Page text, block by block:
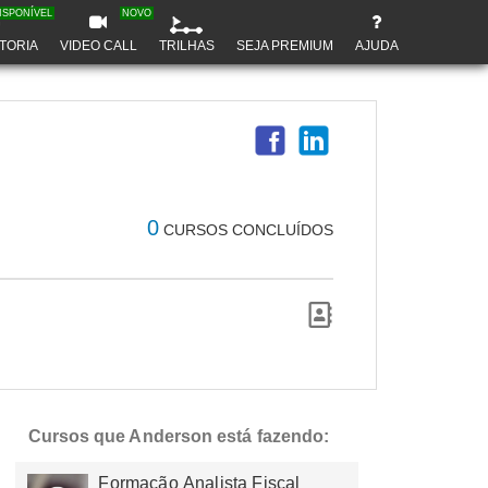
VIDEO CALL
NOVO
TRILHAS SEJA PREMIUM AJUDA
0 CURSOS CONCLUÍDOS
Cursos que Anderson está fazendo:
Formação Analista Fiscal